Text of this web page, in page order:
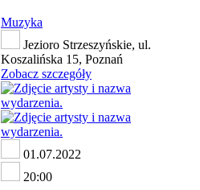
Muzyka
Jezioro Strzeszyńskie, ul.
Koszalińska 15, Poznań
Zobacz szczegóły
01.07.2022
20:00